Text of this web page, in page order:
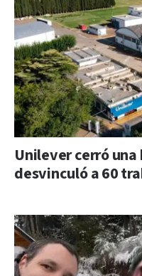
Unilever cerró
desvinculó a 60